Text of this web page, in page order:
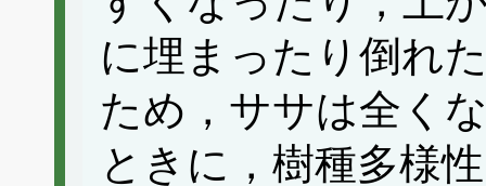
に埋まったり倒れ
ため，ササは全く
ときに，樹種多様